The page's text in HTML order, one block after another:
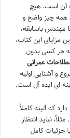
آن است. هیچ
همه چیز واضح و
مهندس باسابقه،
مزایای این کتاب،
هر کسی بدون
عمرانی
و آشنایی اولیه
ای ایده آل است.
که البته کاملاً
نباید انتظار
جزئیات کامل